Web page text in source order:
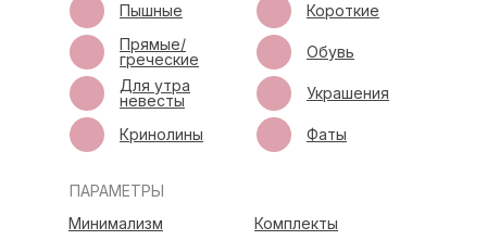
Минимализм Комплекты
ПАРАМЕТРЫ
Пышные
Прямые/
греческие
Короткие
Обувь
Для утра
невесты
Кринолины
Украшения
Фаты